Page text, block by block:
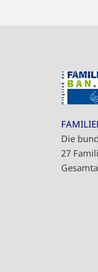
Die
27